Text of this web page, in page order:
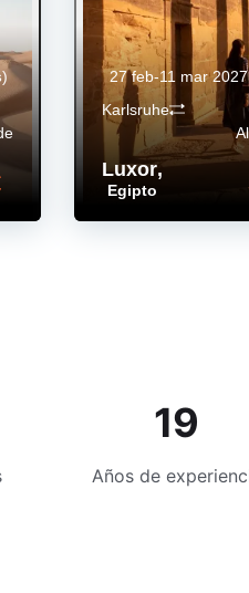
)
Luxor,
Egipto
Karlsruhe
27 feb-11 mar
19
Años de